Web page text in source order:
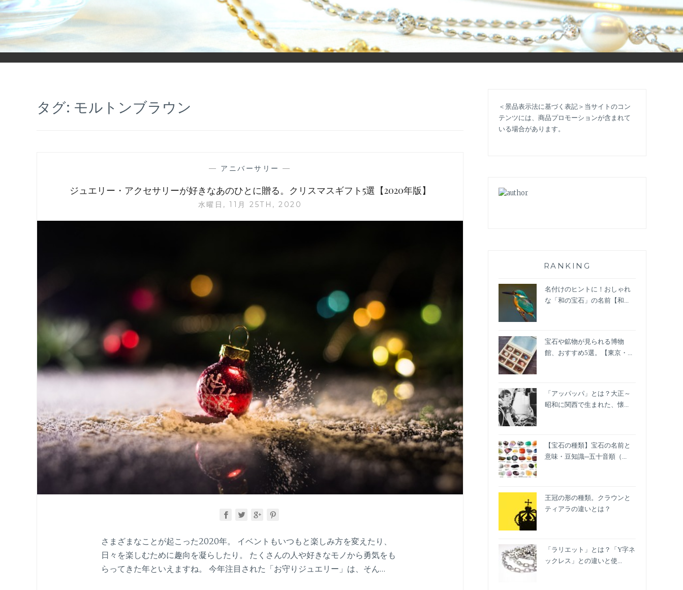
「ヒカリモノガタリ」は、ジュエリー・アクセサリーを愛し、コーディネイトを楽しむ大人世代のためのWEBメディアです。 お役立ち情報やコラムで大人のおしゃれを応援します。
タグ: モルトンブラウン
— アニバーサリー —
ジュエリー・アクセサリーが好きなあのひとに贈る。クリスマスギフト5選【2020年版】
水曜日, 11月 25TH, 2020
さまざまなことが起こった2020年。 イベントもいつもと楽しみ方を変えたり、
日々を楽しむために趣向を凝らしたり。 たくさんの人や好きなモノから勇気をも
らってきた年といえますね。 今年注目された「お守りジュエリー」は、そん…
＜景品表示法に基づく表記＞当サイトのコン
テンツには、商品プロモーションが含まれて
いる場合があります。
RANKING
名付けのヒントに！おしゃれ
な「和の宝石」の名前【和...
宝石や鉱物が見られる博物
館、おすすめ5選。【東京・...
「アッパッパ」とは？大正～
昭和に関西で生まれた、懐...
【宝石の種類】宝石の名前と
意味・豆知識─五十音順（...
王冠の形の種類。クラウンと
ティアラの違いとは？
「ラリエット」とは？「Y字ネ
ックレス」との違いと使...